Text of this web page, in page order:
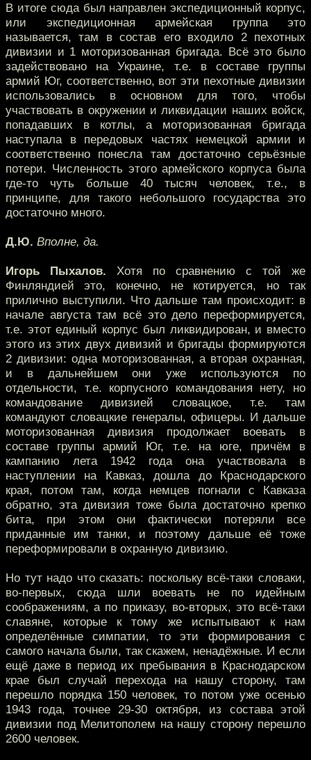
В итоге сюда был направлен экспедиционный корпус,
или экспедиционная армейская группа это
называется, там в состав его входило 2 пехотных
дивизии и 1 моторизованная бригада. Всё это было
задействовано на Украине, т.е. в составе группы
армий Юг, соответственно, вот эти пехотные дивизии
использовались в основном для того, чтобы
участвовать в окружении и ликвидации наших войск,
попадавших в котлы, а моторизованная бригада
наступала в передовых частях немецкой армии и
соответственно понесла там достаточно серьёзные
потери. Численность этого армейского корпуса была
где-то чуть больше 40 тысяч человек, т.е., в
принципе, для такого небольшого государства это
достаточно много.
Д.Ю. Вполне, да.
Игорь Пыхалов. Хотя по сравнению с той же
Финляндией это, конечно, не котируется, но так
прилично выступили. Что дальше там происходит: в
начале августа там всё это дело переформируется,
т.е. этот единый корпус был ликвидирован, и вместо
этого из этих двух дивизий и бригады формируются
2 дивизии: одна моторизованная, а вторая охранная,
и в дальнейшем они уже используются по
отдельности, т.е. корпусного командования нету, но
командование дивизией словацкое, т.е. там
командуют словацкие генералы, офицеры. И дальше
моторизованная дивизия продолжает воевать в
составе группы армий Юг, т.е. на юге, причём в
кампанию лета 1942 года она участвовала в
наступлении на Кавказ, дошла до Краснодарского
края, потом там, когда немцев погнали с Кавказа
обратно, эта дивизия тоже была достаточно крепко
бита, при этом они фактически потеряли все
приданные им танки, и поэтому дальше её тоже
переформировали в охранную дивизию.
Но тут надо что сказать: поскольку всё-таки словаки,
во-первых, сюда шли воевать не по идейным
соображениям, а по приказу, во-вторых, это всё-таки
славяне, которые к тому же испытывают к нам
определённые симпатии, то эти формирования с
самого начала были, так скажем, ненадёжные. И если
ещё даже в период их пребывания в Краснодарском
крае был случай перехода на нашу сторону, там
перешло порядка 150 человек, то потом уже осенью
1943 года, точнее 29-30 октября, из состава этой
дивизии под Мелитополем на нашу сторону перешло
2600 человек.